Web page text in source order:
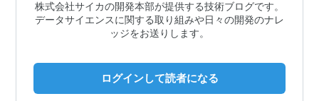
株式会社サイカの開発本部が提供する技術ブログです。
データサイエンスに関する取り組みや日々の開発のナレ
ッジをお送りします。
ログインして読者になる